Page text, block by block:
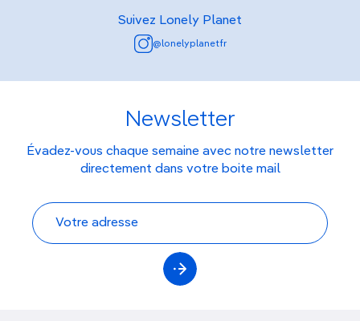
Suivez Lonely Planet
@lonelyplanetfr
Newsletter
Évadez-vous chaque semaine avec notre newsletter
directement dans votre boite mail